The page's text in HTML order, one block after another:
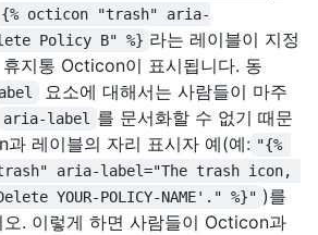
{% octicon "trash" aria-
Policy B" %} 라는 레이블이 지정
지통 Octicon이 표시됩니다. 동
요소에 대해서는 사람들이 마주
aria-label
를 문서화할 수 없기 때문
과 레이블의 자리 표시자 예(예: "{%
aria-label="The trash icon,
YOUR-POLICY-NAME'." %}" )를
오. 이렇게 하면 사람들이 Octicon과